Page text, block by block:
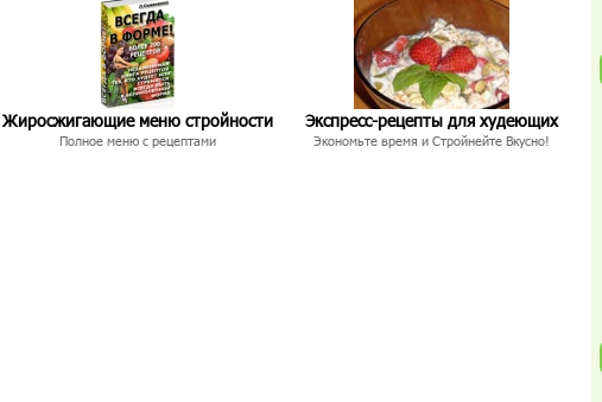
Жиросжигающие меню стройности
Полное меню с рецептами
Экспресс-рецепты для худеющих
Экономьте время и Стройнейте Вкусно!